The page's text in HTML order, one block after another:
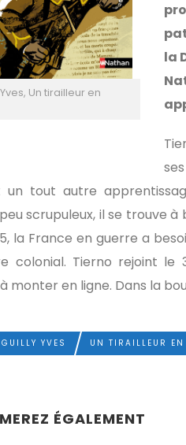
Yves, Un tirailleur en
la
un tout autre
scrupuleux, il se trouve
la France en guerre a
colonial. Tierno rejoint le
monter en ligne. Dans la
YVES UN TIRAILLEUR EN
ÉGALEMENT